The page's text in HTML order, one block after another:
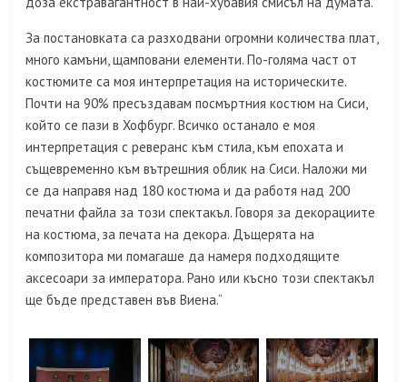
За постановката са разходвани огромни количества плат,
много камъни, щамповани елементи. По-голяма част от
костюмите са моя интерпретация на историческите.
Почти на 90% пресъздавам посмъртния костюм на Сиси,
който се пази в Хофбург. Всичко останало е моя
интерпретация с реверанс към стила, към епохата и
същевременно към вътрешния облик на Сиси. Наложи ми
се да направя над 180 костюма и да работя над 200
печатни файла за този спектакъл. Говоря за декорациите
на костюма, за печата на декора. Дъщерята на
композитора ми помагаше да намеря подходящите
аксесоари за императора. Рано или късно този спектакъл
ще бъде представен във Виена.“